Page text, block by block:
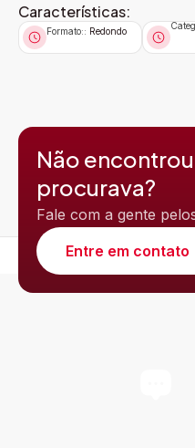
Características:
Formato:: Redondo
Não
procurava?
Fale com a gente
Entre em contato